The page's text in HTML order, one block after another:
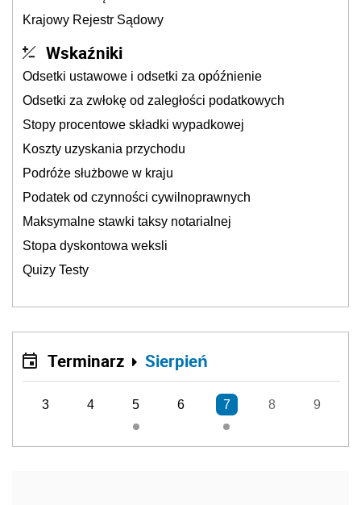
Krajowy Rejestr Sądowy
Wskaźniki
Odsetki ustawowe i odsetki za opóźnienie
Odsetki za zwłokę od zaległości podatkowych
Stopy procentowe składki wypadkowej
Koszty uzyskania przychodu
Podróże służbowe w kraju
Podatek od czynności cywilnoprawnych
Maksymalne stawki taksy notarialnej
Stopa dyskontowa weksli
Quizy Testy
Terminarz Sierpień
3 4 5 6 7 8 9